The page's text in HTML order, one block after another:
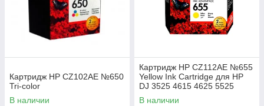
Картридж HP CZ102AE №650
Tri-color
В наличии
Картридж HP CZ112AE №655
Yellow Ink Cartridge для HP
DJ 3525 4615 4625 5525
6525 e-All-in-One
В наличии